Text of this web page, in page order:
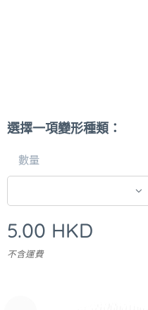
選擇一項變形種類：
數量
5.00 HKD
不含運費